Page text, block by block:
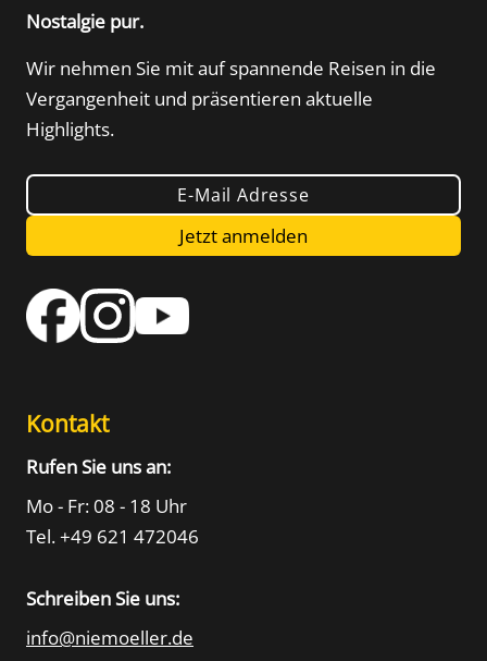
Nostalgie pur.
Wir nehmen Sie mit auf spannende Reisen in die
Vergangenheit und präsentieren aktuelle
Highlights.
E-Mail Adresse
Jetzt anmelden
Kontakt
Rufen Sie uns an:
Mo - Fr: 08 - 18 Uhr
Tel. +49 621 472046
Schreiben Sie uns:
info@niemoeller.de